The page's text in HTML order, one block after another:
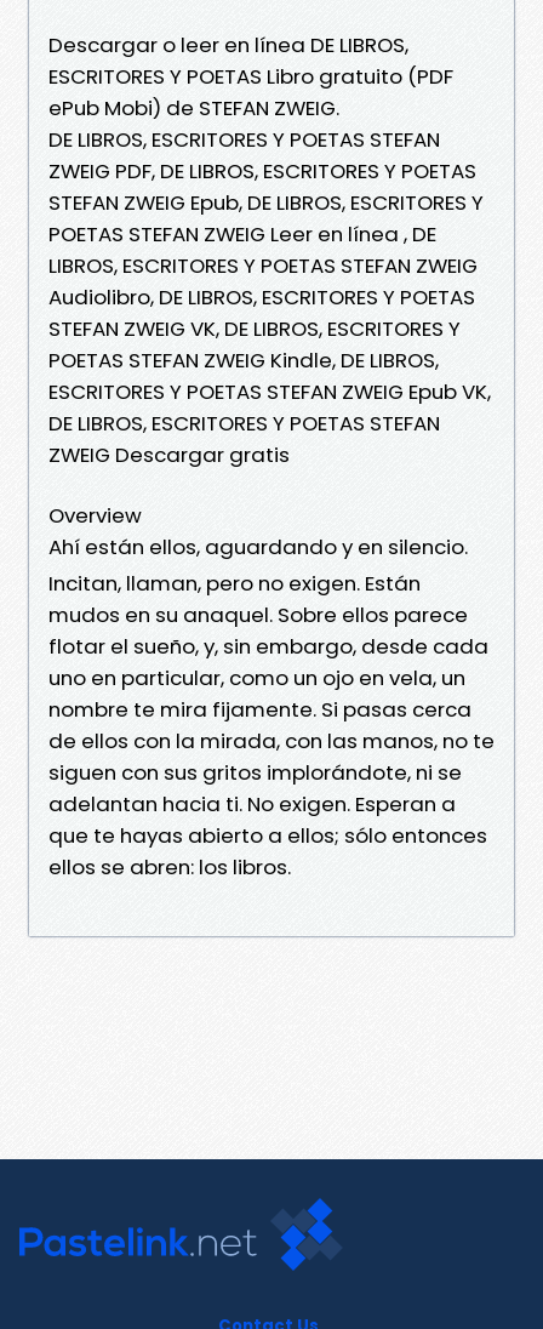
Descargar o leer en línea DE LIBROS,
ESCRITORES Y POETAS Libro gratuito (PDF
ePub Mobi) de STEFAN ZWEIG.
DE LIBROS, ESCRITORES Y POETAS STEFAN
ZWEIG PDF, DE LIBROS, ESCRITORES Y POETAS
STEFAN ZWEIG Epub, DE LIBROS, ESCRITORES Y
POETAS STEFAN ZWEIG Leer en línea , DE
LIBROS, ESCRITORES Y POETAS STEFAN ZWEIG
Audiolibro, DE LIBROS, ESCRITORES Y POETAS
STEFAN ZWEIG VK, DE LIBROS, ESCRITORES Y
POETAS STEFAN ZWEIG Kindle, DE LIBROS,
ESCRITORES Y POETAS STEFAN ZWEIG Epub VK,
DE LIBROS, ESCRITORES Y POETAS STEFAN
ZWEIG Descargar gratis
Overview
Ahí están ellos, aguardando y en silencio.
Incitan, llaman, pero no exigen. Están
mudos en su anaquel. Sobre ellos parece
flotar el sueño, y, sin embargo, desde cada
uno en particular, como un ojo en vela, un
nombre te mira fijamente. Si pasas cerca
de ellos con la mirada, con las manos, no te
siguen con sus gritos implorándote, ni se
adelantan hacia ti. No exigen. Esperan a
que te hayas abierto a ellos; sólo entonces
ellos se abren: los libros.